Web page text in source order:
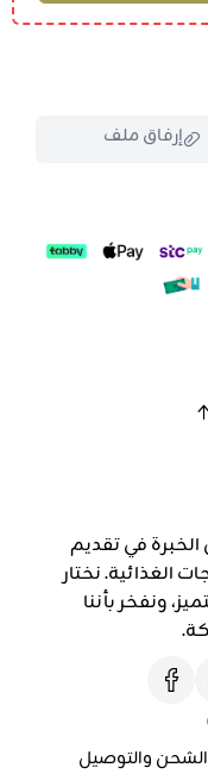
إرفاق ملف
هنا
من 45 عامًا من الخبرة في تقديم
الغذائية. نختار
ونفخر بأننا
الشحن والتوصيل